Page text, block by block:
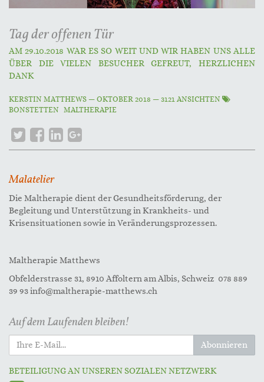
Tag der offenen Tür
AM 29.10.2018 WAR ES SO WEIT UND WIR HABEN UNS ALLE
ÜBER DIE VIELEN BESUCHER GEFREUT, HERZLICHEN
DANK
KERSTIN MATTHEWS — OKTOBER 2018 — 3121 ANSICHTEN
BONSTETTEN MALTHERAPIE
Malatelier
Die Maltherapie dient der Gesundheitsförderung, der
Begleitung und Unterstützung in Krankheits- und
Krisensituationen sowie in Veränderungsprozessen.
Maltherapie Matthews
Obfelderstrasse 31, 8910 Affoltern am Albis, Schweiz 078 889
39 93 info@maltherapie-matthews.ch
Auf dem Laufenden bleiben!
Abonnieren
BETEILIGUNG AN UNSEREN SOZIALEN NETZWERK